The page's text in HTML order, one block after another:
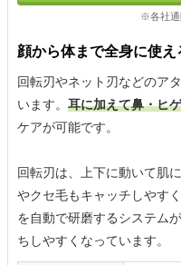
※各社通
顔から体まで全身に使え
回転刃やネット刃などのア
います。 耳に加えて鼻・ヒ
ケアが可能です。
回転刃は、上下に動いて肌
やクセ毛もキャッチしやす
を自動で研磨するシステム
ちしやすくなっています。